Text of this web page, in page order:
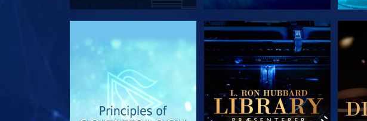
UDFORSK SERIEN UDFORSK SERIEN